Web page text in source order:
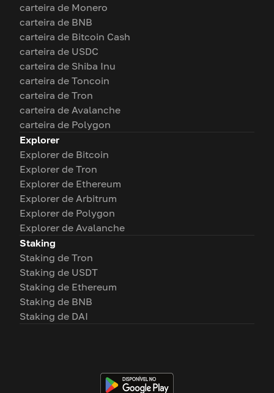
carteira de Monero
carteira de BNB
carteira de Bitcoin Cash
carteira de USDC
carteira de Shiba Inu
carteira de Toncoin
carteira de Tron
carteira de Avalanche
carteira de Polygon
Explorer
Explorer de Bitcoin
Explorer de Tron
Explorer de Ethereum
Explorer de Arbitrum
Explorer de Polygon
Explorer de Avalanche
Staking
Staking de Tron
Staking de USDT
Staking de Ethereum
Staking de BNB
Staking de DAI